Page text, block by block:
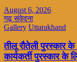
August 6, 2026
गढ़ संवेदना
Gallery Uttarakhand
तीलू रौतेली पुरस्कार
कार्यकर्ती पुरस्कार के